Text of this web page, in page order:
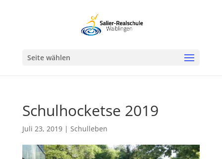
Seite wählen
Schulhocketse 2019
Juli 23, 2019| Schulleben